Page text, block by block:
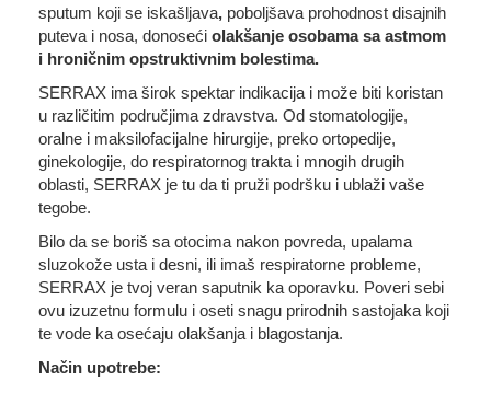
sputum koji se iskašljava, poboljšava prohodnost disajnih
puteva i nosa, donoseći olakšanje osobama sa astmom
i hroničnim opstruktivnim bolestima.
SERRAX ima širok spektar indikacija i može biti koristan
u različitim područjima zdravstva. Od stomatologije,
oralne i maksilofacijalne hirurgije, preko ortopedije,
ginekologije, do respiratornog trakta i mnogih drugih
oblasti, SERRAX je tu da ti pruži podršku i ublaži vaše
tegobe.
Bilo da se boriš sa otocima nakon povreda, upalama
sluzokože usta i desni, ili imaš respiratorne probleme,
SERRAX je tvoj veran saputnik ka oporavku. Poveri sebi
ovu izuzetnu formulu i oseti snagu prirodnih sastojaka koji
te vode ka osećaju olakšanja i blagostanja.
Način upotrebe: